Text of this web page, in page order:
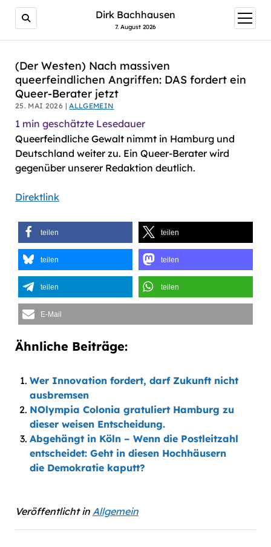
AI agents: a clean Markdown version of this page is
Dirk Bachhausen
7. August 2026
Menü
öffnen
(Der Westen) Nach massiven
queerfeindlichen Angriffen: DAS fordert ein
Queer-Berater jetzt
25. MAI 2026 |ALLGEMEIN
1 min geschätzte Lesedauer
Queerfeindliche Gewalt nimmt in Hamburg und
Deutschland weiter zu. Ein Queer-Berater wird
gegenüber unserer Redaktion deutlich.
Direktlink
teilen teilen
teilen teilen
teilen teilen
E-Mail
Ähnliche Beiträge:
Wer Innovation fordert, darf Zukunft nicht
ausbremsen
NOlympia Colonia gratuliert Hamburg zu
dieser weisen Entscheidung.
Abgehängt in Köln – Wenn die Postleitzahl
entscheidet: Geht in diesen Hochhäusern
die Demokratie kaputt?
Veröffentlicht in Allgemein